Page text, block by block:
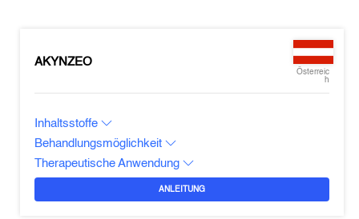
AKYNZEO
Österreic
h
Inhaltsstoffe
Behandlungsmöglichkeit
Therapeutische Anwendung
ANLEITUNG